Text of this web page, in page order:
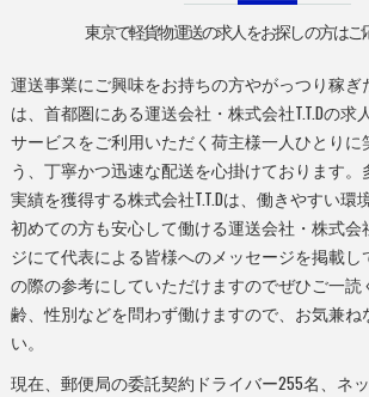
東京で軽貨物運送の求人をお探しの方はご
運送事業にご興味をお持ちの方やがっつり稼ぎ
は、首都圏にある運送会社・株式会社T.T.Dの求
サービスをご利用いただく荷主様一人ひとりに
う、丁寧かつ迅速な配送を心掛けております。
実績を獲得する株式会社T.T.Dは、働きやすい環
初めての方も安心して働ける運送会社・株式会
ジにて代表による皆様へのメッセージを掲載し
の際の参考にしていただけますのでぜひご一
齢、性別などを問わず働けますので、お気兼ね
い。
現在、郵便局の委託契約ドライバー255名、ネ